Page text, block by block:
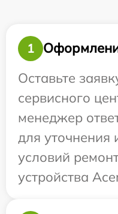
1
Оставьте
сервисного
менеджер
для уточнения
условий
устройства